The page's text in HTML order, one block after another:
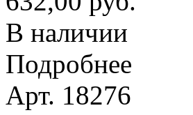
В наличии
Подробнее
Арт. 18276